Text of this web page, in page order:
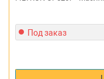
Под заказ